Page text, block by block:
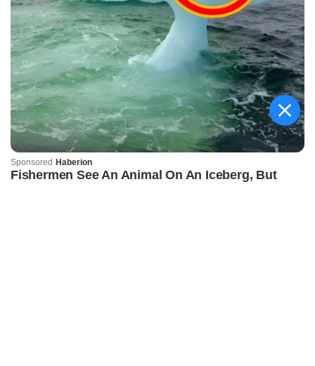
KISS ranked 3rd in India
among universities in National
Green University Ranking
2026